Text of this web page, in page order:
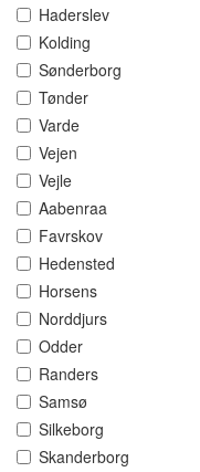
Haderslev
Kolding
Sønderborg
Tønder
Varde
Vejen
Vejle
Aabenraa
Favrskov
Hedensted
Horsens
Norddjurs
Odder
Randers
Samsø
Silkeborg
Skanderborg